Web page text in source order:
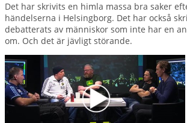
Det har skrivits en himla massa bra saker
händelserna i Helsingborg. Det har också
debatterats av människor som inte har en
om. Och det är jävligt störande.